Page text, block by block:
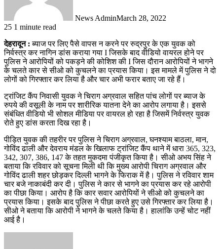
News AdminMarch 28, 2022
25 1 minute read
देहरादून : ब्याज पर लिए पैसे वापस न करने पर रुद्रपुर के एक युवक को
निर्वस्त्र कर नागिन डांस कराया गया I जिसके बाद वीडियो वायरल होने पर
पुलिस ने आरोपियों को पकड़ने की कोशिश की I जिस दौरान आरोपियों ने भागने
के चलते कार से सीओ को कुचलने का प्रयास किया। इस मामले में पुलिस ने दो
लोगों को गिरफ्तार कर लिया है और चार अभी फरार बताए जा रहे हैं।
ट्रांजिट कैंप निवासी युवक ने चिराग अग्रवाल सहित पांच लोगों पर ब्याज के
रुपये की वसूली के नाम पर शारीरिक यातना देने का आरोप लगाया है। इससे
संबंधित वीडियो भी सोशल मीडिया पर वायरल हो रहा है जिसमें निर्वस्त्र युवक
रोते हुए डांस करता दिख रहा है।
पीड़ित युवक की तहरीर पर पुलिस ने चिराग अग्रवाल, घनश्याम बाठला, मान,
गोविंद ढाली और देवराय मंडल के खिलाफ ट्रांजिट कैंप थाने में धारा 365, 323,
342, 307, 386, 147 के तहत मुकदमा पंजीकृत किया है। सीओ अभय सिंह ने
बताया कि रविवार को सूचना मिली थी कि मुख्य आरोपी चिराग अग्रवाल और
गोविंद ढाली शहर छोड़कर दिल्ली भागने के फिराक में है। पुलिस ने रविवार शाम
चार बजे नाकाबंदी कर दी। पुलिस ने कार से भागने का प्रयास कर रहे आरोपी
का पीछा किया। आरोप है कि कार सवार आरोपियों ने सीओ को कुचलने का
प्रयास किया। इसके बाद पुलिस ने पीछा करते हुए उसे गिरफ्तार कर लिया है।
सीओ ने बताया कि आरोपी ने भागने के चलते किया है। हालांकि उन्हें चोट नहीं
आई है।